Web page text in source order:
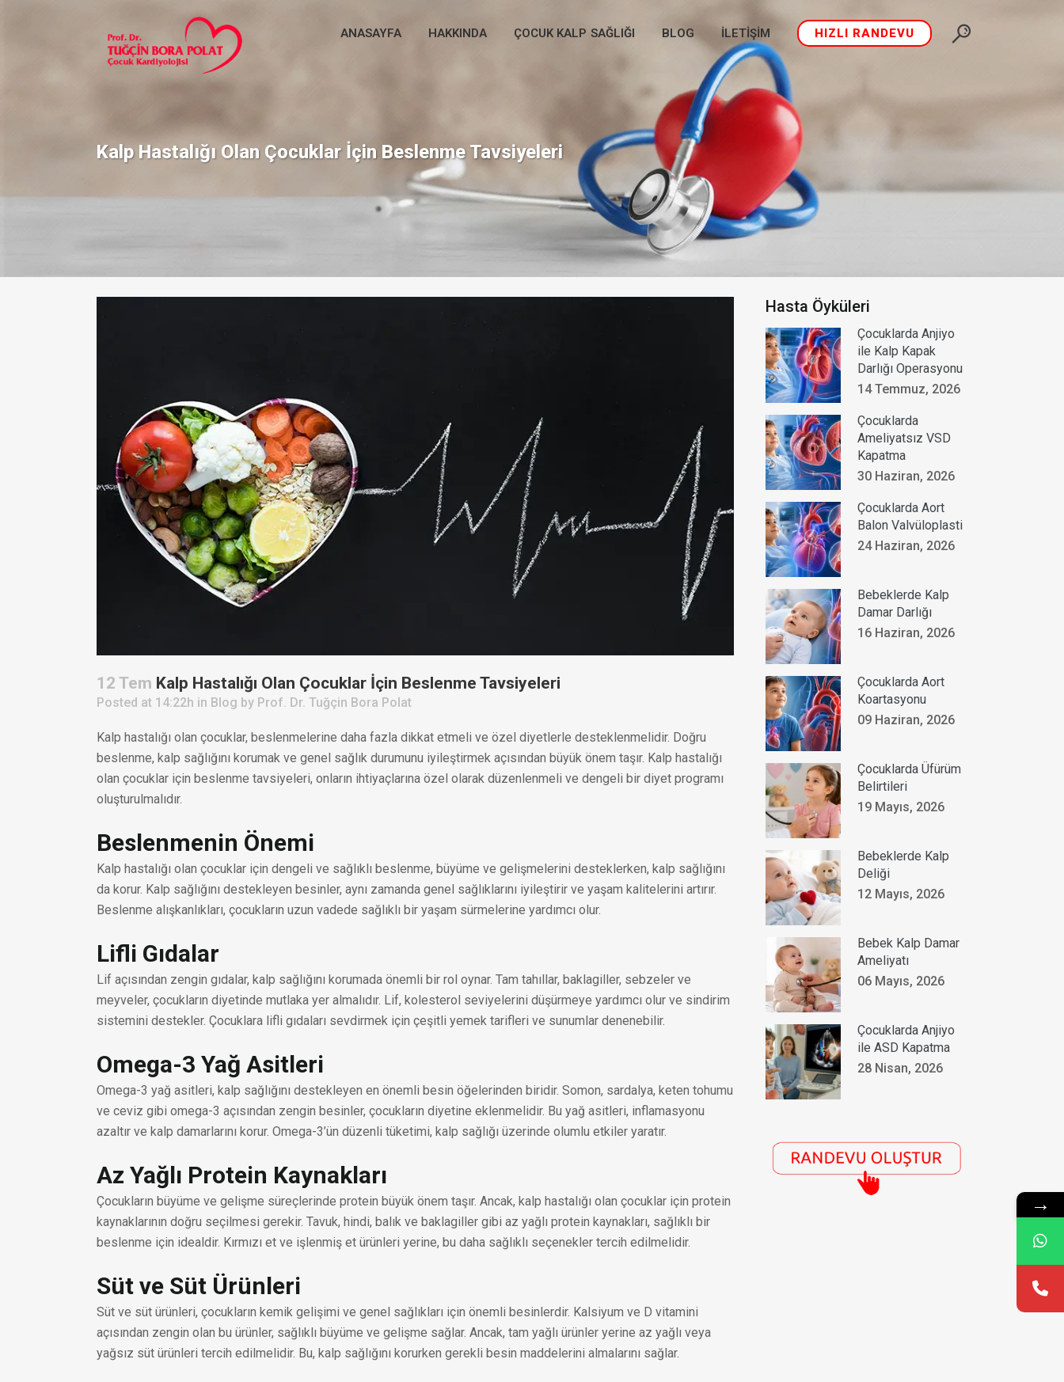
HIZLI RANDEVU
ANASAYFA HAKKINDA ÇOCUK KALP SAĞLIĞI BLOG İLETIŞIM
Kalp Hastalığı Olan Çocuklar İçin Beslenme Tavsiyeleri
12 Tem Kalp Hastalığı Olan Çocuklar İçin Beslenme Tavsiyeleri
Posted at 14:22h in Blog by Prof. Dr. Tuğçin Bora Polat
Kalp hastalığı olan çocuklar, beslenmelerine daha fazla dikkat etmeli ve özel diyetlerle desteklenmelidir. Doğru
beslenme, kalp sağlığını korumak ve genel sağlık durumunu iyileştirmek açısından büyük önem taşır. Kalp hastalığı
olan çocuklar için beslenme tavsiyeleri, onların ihtiyaçlarına özel olarak düzenlenmeli ve dengeli bir diyet programı
oluşturulmalıdır.
Beslenmenin Önemi
Kalp hastalığı olan çocuklar için dengeli ve sağlıklı beslenme, büyüme ve gelişmelerini desteklerken, kalp sağlığını
da korur. Kalp sağlığını destekleyen besinler, aynı zamanda genel sağlıklarını iyileştirir ve yaşam kalitelerini artırır.
Beslenme alışkanlıkları, çocukların uzun vadede sağlıklı bir yaşam sürmelerine yardımcı olur.
Lifli Gıdalar
Lif açısından zengin gıdalar, kalp sağlığını korumada önemli bir rol oynar. Tam tahıllar, baklagiller, sebzeler ve
meyveler, çocukların diyetinde mutlaka yer almalıdır. Lif, kolesterol seviyelerini düşürmeye yardımcı olur ve sindirim
sistemini destekler. Çocuklara lifli gıdaları sevdirmek için çeşitli yemek tarifleri ve sunumlar denenebilir.
Omega-3 Yağ Asitleri
Omega-3 yağ asitleri, kalp sağlığını destekleyen en önemli besin öğelerinden biridir. Somon, sardalya, keten tohumu
ve ceviz gibi omega-3 açısından zengin besinler, çocukların diyetine eklenmelidir. Bu yağ asitleri, inflamasyonu
azaltır ve kalp damarlarını korur. Omega-3’ün düzenli tüketimi, kalp sağlığı üzerinde olumlu etkiler yaratır.
Az Yağlı Protein Kaynakları
Çocukların büyüme ve gelişme süreçlerinde protein büyük önem taşır. Ancak, kalp hastalığı olan çocuklar için protein
kaynaklarının doğru seçilmesi gerekir. Tavuk, hindi, balık ve baklagiller gibi az yağlı protein kaynakları, sağlıklı bir
beslenme için idealdir. Kırmızı et ve işlenmiş et ürünleri yerine, bu daha sağlıklı seçenekler tercih edilmelidir.
Süt ve Süt Ürünleri
Süt ve süt ürünleri, çocukların kemik gelişimi ve genel sağlıkları için önemli besinlerdir. Kalsiyum ve D vitamini
açısından zengin olan bu ürünler, sağlıklı büyüme ve gelişme sağlar. Ancak, tam yağlı ürünler yerine az yağlı veya
yağsız süt ürünleri tercih edilmelidir. Bu, kalp sağlığını korurken gerekli besin maddelerini almalarını sağlar.
Hasta Öyküleri
Çocuklarda Anjiyo
ile Kalp Kapak
Darlığı Operasyonu
14 Temmuz, 2026
Çocuklarda
Ameliyatsız VSD
Kapatma
30 Haziran, 2026
Çocuklarda Aort
Balon Valvüloplasti
24 Haziran, 2026
Bebeklerde Kalp
Damar Darlığı
16 Haziran, 2026
Çocuklarda Aort
Koartasyonu
09 Haziran, 2026
Çocuklarda Üfürüm
Belirtileri
19 Mayıs, 2026
Bebeklerde Kalp
Deliği
12 Mayıs, 2026
Bebek Kalp Damar
Ameliyatı
06 Mayıs, 2026
Çocuklarda Anjiyo
ile ASD Kapatma
28 Nisan, 2026
→